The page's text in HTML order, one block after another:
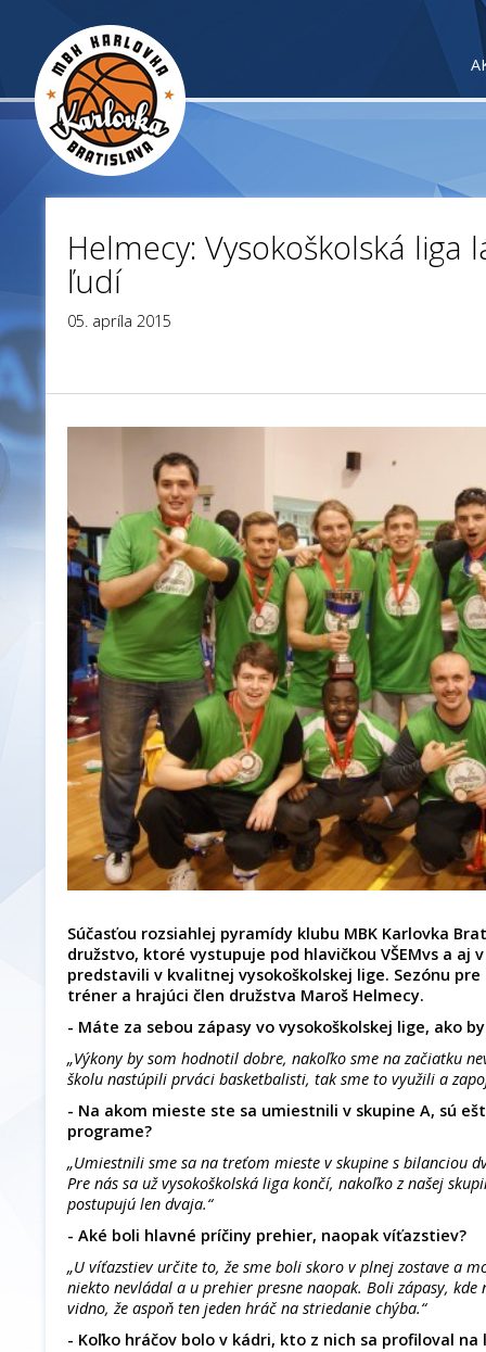
Helmecy: Vysokoškolská liga
ľudí
05. apríla 2015
Súčasťou rozsiahlej pyramídy klubu MBK Karlovka
družstvo, ktoré vystupuje pod hlavičkou VŠEMvs a aj
predstavili v kvalitnej vysokoškolskej lige. Sezónu
tréner a hrajúci člen družstva Maroš Helmecy.
- Máte za sebou zápasy vo vysokoškolskej lige, ako
„Výkony by som hodnotil dobre, nakoľko sme na začiatku
školu nastúpili prváci basketbalisti, tak sme to využili a
- Na akom mieste ste sa umiestnili v skupine A, sú
programe?
„Umiestnili sme sa na treťom mieste v skupine s bilanciou
Pre nás sa už vysokoškolská liga končí, nakoľko z našej
postupujú len dvaja.“
- Aké boli hlavné príčiny prehier, naopak víťazstiev?
„U víťazstiev určite to, že sme boli skoro v plnej zostave a
niekto nevládal a u prehier presne naopak. Boli zápasy,
vidno, že aspoň ten jeden hráč na striedanie chýba.“
- Koľko hráčov bolo v kádri, kto z nich sa profiloval na